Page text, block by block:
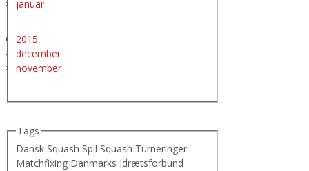
januar
2015
december
november
Tags
Dansk Squash Spil Squash Turneringer
Matchfixing Danmarks Idrætsforbund